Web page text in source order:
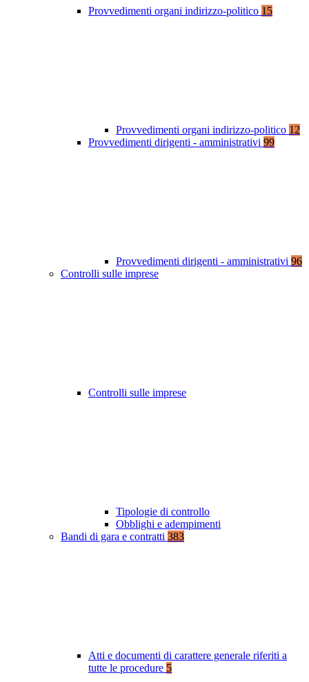
Provvedimenti organi indirizzo-politico 15
Provvedimenti organi indirizzo-politico 12
Provvedimenti dirigenti - amministrativi 99
Provvedimenti dirigenti - amministrativi 96
Controlli sulle imprese
Controlli sulle imprese
Tipologie di controllo
Obblighi e adempimenti
Bandi di gara e contratti 383
Atti e documenti di carattere generale riferiti a
tutte le procedure 5